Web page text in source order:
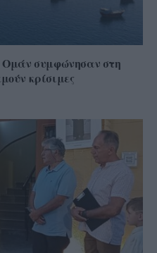
Ομάν συμφώνησαν στη
κρίσιμες